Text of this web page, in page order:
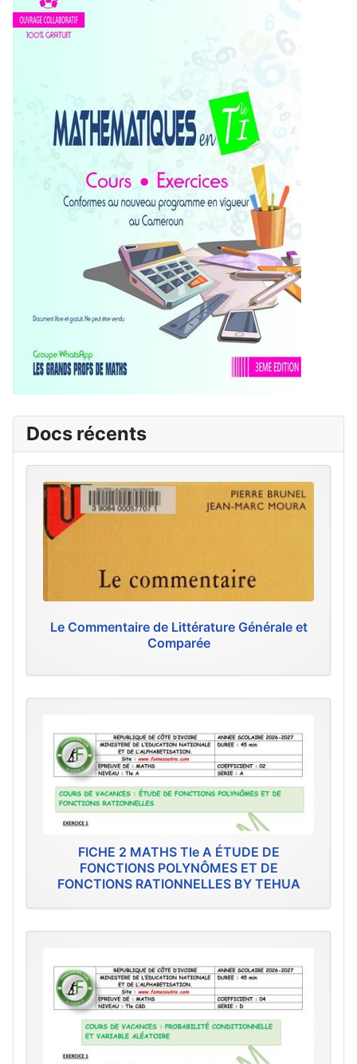
Docs récents
Le Commentaire de Littérature Générale et
Comparée
FICHE 2 MATHS Tle A ÉTUDE DE
FONCTIONS POLYNÔMES ET DE
FONCTIONS RATIONNELLES BY TEHUA